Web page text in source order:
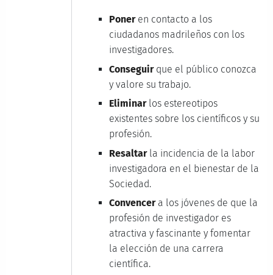
Poneren contacto a los
ciudadanos madrileños con los
investigadores.
Conseguir que el público conozca
y valore su trabajo.
Eliminarlos estereotipos
existentes sobre los científicos y su
profesión.
Resaltarla incidencia de la labor
investigadora en el bienestar de la
Sociedad.
Convencera los jóvenes de que la
profesión de investigador es
atractiva y fascinante y fomentar
la elección de una carrera
científica.